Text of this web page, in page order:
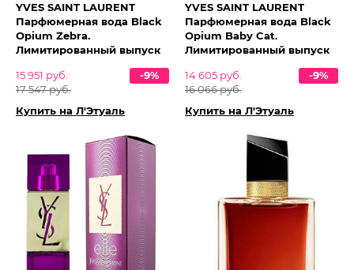
YVES SAINT LAURENT
Парфюмерная вода Black
Opium Zebra.
Лимитированный выпуск
15 951 руб.
17 547 руб.
-9%
Купить на Л'Этуаль
YVES SAINT LAURENT
Парфюмерная вода Black
Opium Baby Cat.
Лимитированный выпуск
14 605 руб.
16 066 руб.
-9%
Купить на Л'Этуаль